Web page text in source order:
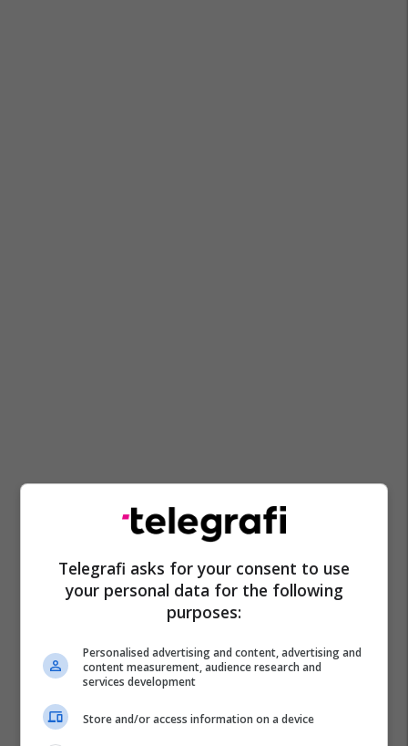
Telegrafi asks for your consent to use
your personal data for the following
purposes:
Personalised advertising and content, advertising and
content measurement, audience research and
services development
Store and/or access information on a device